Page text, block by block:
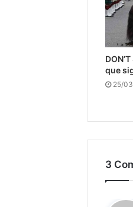
que
25/
3